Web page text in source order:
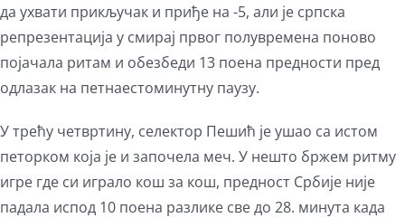
да ухвати прикључак и приђе на -5, али је српска
репрезентација у смирај првог полувремена поново
појачала ритам и обезбеди 13 поена предности пред
одлазак на петнаестоминутну паузу.
У трећу четвртину, селектор Пешић је ушао са истом
петорком која је и започела меч. У нешто бржем ритму
игре где си играло кош за кош, предност Србије није
падала испод 10 поена разлике све до 28. минута када